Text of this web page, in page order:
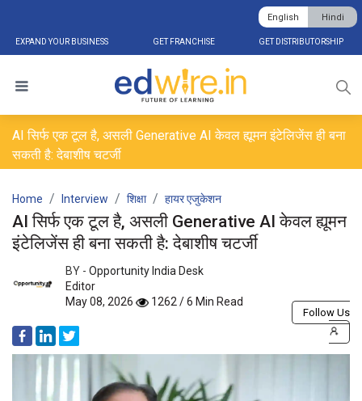
EXPAND YOUR BUSINESS GET FRANCHISE GET DISTRIBUTORSHIP
English Hindi
AI सिर्फ एक टूल है, असली Generative AI केवल ह्यूमन इंटेलिजेंस ही बना
सकती है: देबाशीष चटर्जी
Home Interview शिक्षा हायर एजुकेशन
AI सिर्फ एक टूल है, असली Generative AI केवल ह्यूमन
इंटेलिजेंस ही बना सकती है: देबाशीष चटर्जी
BY - Opportunity India Desk
Editor
May 08, 2026
1262 / 6 Min Read
Follow Us